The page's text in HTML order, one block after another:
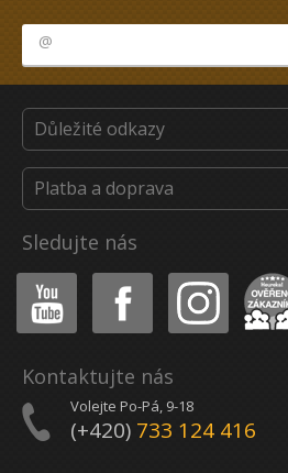
Důležité odkazy
Platba a doprava
Sledujte nás
Youtube Facebook Instagram Heureka
Kontaktujte nás
Volejte Po-Pá, 9-18
(+420) 733 124 416